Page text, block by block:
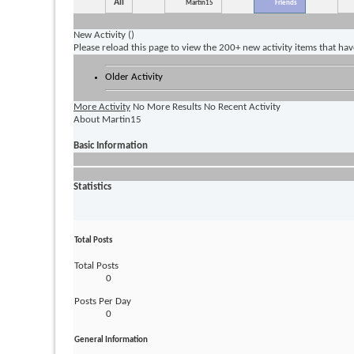
All Martin15 Friends
New Activity ()
Please reload this page to view the 200+ new activity items that
Older Activity
More Activity No More Results No Recent Activity
About Martin15
Basic Information
Statistics
Total Posts
Total Posts
0
Posts Per Day
0
General Information